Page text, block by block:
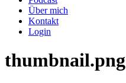
Über mich
Kontakt
Login
thumbnail.png